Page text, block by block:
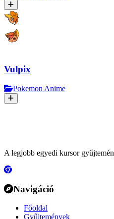
Vulpix
Pokemon Anime
A legjobb egyedi kursor
Navigáció
Főoldal
Gyűjtemények